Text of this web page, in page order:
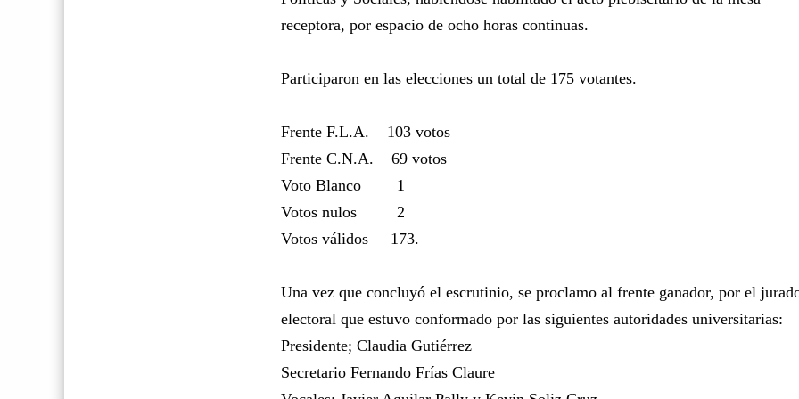
receptora, por espacio de ocho horas continuas.
Participaron en las elecciones un total de 175 votantes.
Frente F.L.A.
103 votos
Frente C.N.A.
69 votos
Voto Blanco
1
Votos nulos
2
Votos válidos
173.
Una vez que concluyó el escrutinio, se proclamo al frente ganador, por el
electoral que estuvo conformado por las siguientes autoridades universitarias:
Presidente; Claudia Gutiérrez
Secretario Fernando Frías Claure